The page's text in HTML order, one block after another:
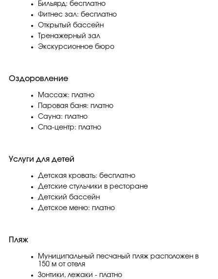
Бильярд: бесплатно
Фитнес зал: бесплатно
Открытый бассейн
Тренажерный зал
Экскурсионное бюро
Оздоровление
Массаж: платно
Паровая баня: платно
Сауна: платно
Спа-центр: платно
Услуги для детей
Детская кровать: бесплатно
Детские стульчики в ресторане
Детский бассейн
Детское меню: платно
Пляж
Муниципальный песчаный пляж расположен в
150 м от отеля
Зонтики, лежаки - платно